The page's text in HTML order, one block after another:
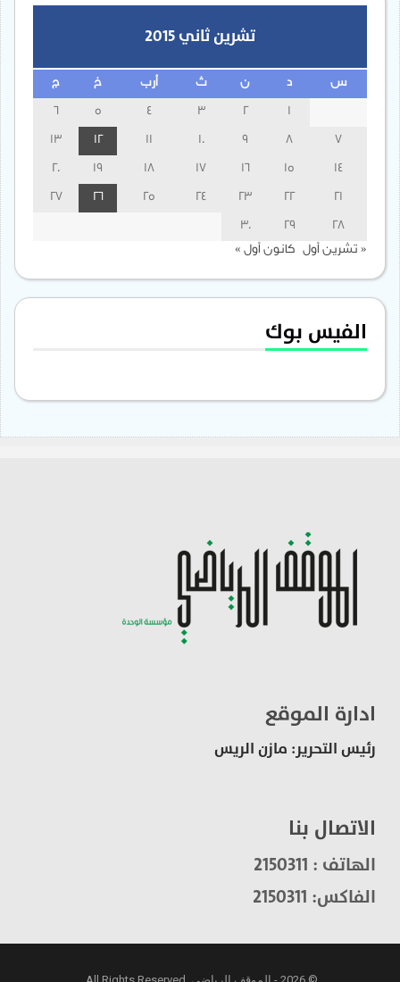
تشرين ثاني 2015
س ن ث أرب خ ج
3
13
14
15
17
18
19
20
23
24
25
27
28
29
30
« تشرين أول كانون أول »
الفيس بوك
ادارة الموقع
رئيس التحرير: مازن الريس
الاتصال بنا
الهاتف : 2150311
الفاكس: 2150311